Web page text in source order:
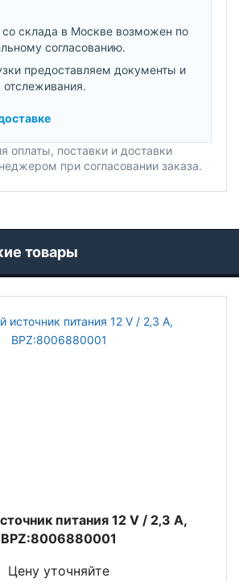
склада в Москве возможен по
согласованию.
предоставляем документы и
оплаты, поставки и доставки
при согласовании заказа.
товары
питания 12 V / 2‚3 A,
BPZ:8006880001
Цену уточняйте